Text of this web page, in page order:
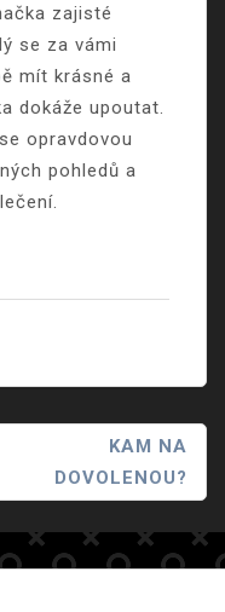
zajisté
se za vámi
mít krásné a
dokáže upoutat.
opravdovou
pohledů a
KAM NA
DOVOLENOU?